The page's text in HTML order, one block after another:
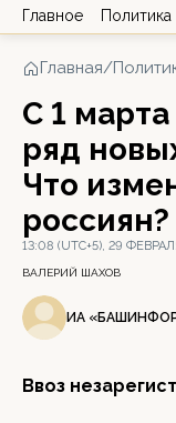
Главное Политика
Главная/
С 1
ряд
Что
россиян?
13:08 (UTC+5), 29
ВАЛЕРИЙ ШАХОВ
ИА
Ввоз